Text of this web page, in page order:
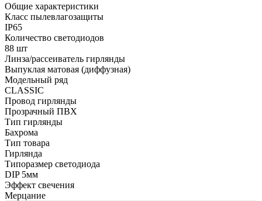
Общие характеристики
Класс пылевлагозащиты
IP65
Количество светодиодов
88 шт
Линза/рассеиватель гирлянды
Выпуклая матовая (диффузная)
Модельный ряд
CLASSIC
Провод гирлянды
Прозрачный ПВХ
Тип гирлянды
Бахрома
Тип товара
Гирлянда
Типоразмер светодиода
DIP 5мм
Эффект свечения
Мерцание